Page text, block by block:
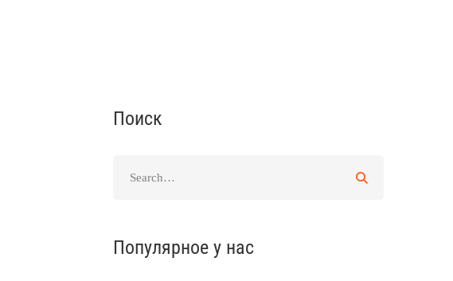
Поиск
Популярное у нас